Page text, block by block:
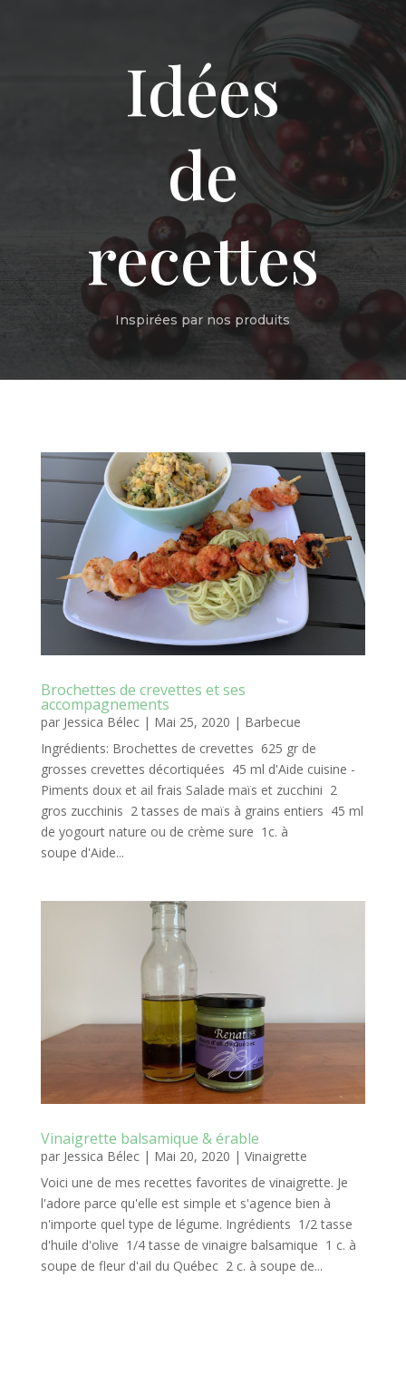
Idées
de
recettes
Inspirées par nos produits
Brochettes de crevettes et ses
accompagnements
par Jessica Bélec| Mai 25, 2020 | Barbecue
Ingrédients: Brochettes de crevettes 625 gr de
grosses crevettes décortiquées 45 ml d'Aide cuisine -
Piments doux et ail frais Salade maïs et zucchini 2
gros zucchinis 2 tasses de maïs à grains entiers 45 ml
de yogourt nature ou de crème sure 1c. à
soupe d'Aide...
Vinaigrette balsamique & érable
par Jessica Bélec| Mai 20, 2020 | Vinaigrette
Voici une de mes recettes favorites de vinaigrette. Je
l'adore parce qu'elle est simple et s'agence bien à
n'importe quel type de légume. Ingrédients 1/2 tasse
d'huile d'olive 1/4 tasse de vinaigre balsamique 1 c. à
soupe de fleur d'ail du Québec 2 c. à soupe de...